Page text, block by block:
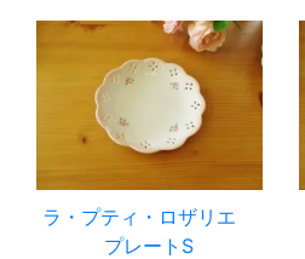
ラ・プティ・ロザリエ
プレートS